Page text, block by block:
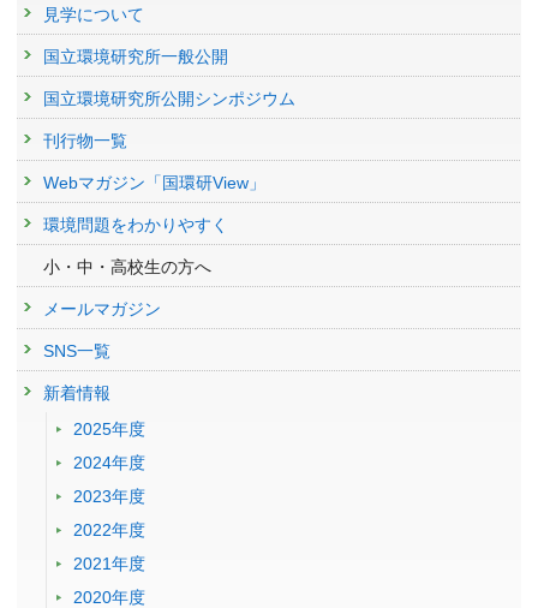
見学について
国立環境研究所一般公開
国立環境研究所公開シンポジウム
刊行物一覧
Webマガジン「国環研View」
環境問題をわかりやすく
小・中・高校生の方へ
メールマガジン
SNS一覧
新着情報
2025年度
2024年度
2023年度
2022年度
2021年度
2020年度